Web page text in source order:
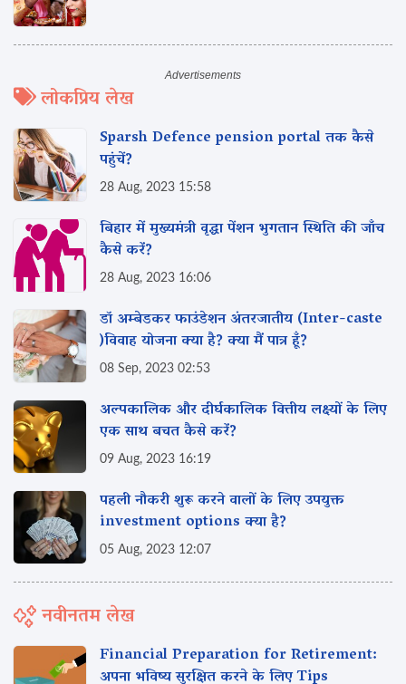
लोकप्रिय लेख
Sparsh Defence pension portal तक कैसे
पहुंचें?
28 Aug, 2023 15:58
बिहार में मुख्यमंत्री वृद्धा पेंशन भुगतान स्थिति की जाँच
कैसे करें?
28 Aug, 2023 16:06
डॉ अम्बेडकर फाउंडेशन अंतरजातीय (Inter-caste
)विवाह योजना क्या है? क्या मैं पात्र हूँ?
08 Sep, 2023 02:53
अल्पकालिक और दीर्घकालिक वित्तीय लक्ष्यों के लिए
एक साथ बचत कैसे करें?
09 Aug, 2023 16:19
पहली नौकरी शुरू करने वालों के लिए उपयुक्त
investment options क्या है?
05 Aug, 2023 12:07
नवीनतम लेख
Financial Preparation for Retirement:
अपना भविष्य सुरक्षित करने के लिए Tips